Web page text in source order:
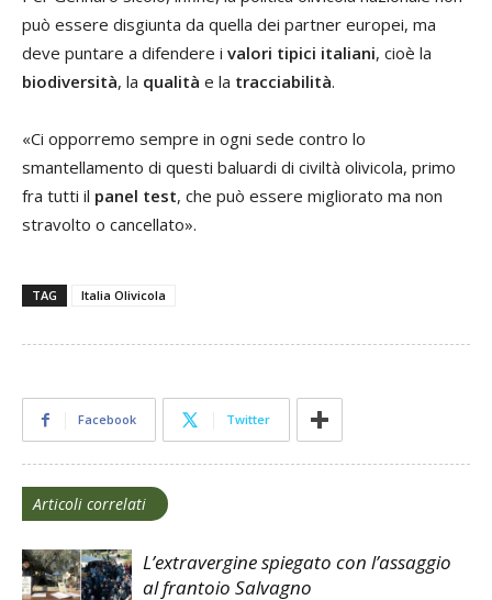
può essere disgiunta da quella dei partner europei, ma
deve puntare a difendere i valori tipici italiani, cioè la
biodiversità, la qualità e la tracciabilità.
«Ci opporremo sempre in ogni sede contro lo
smantellamento di questi baluardi di civiltà olivicola, primo
fra tutti il panel test, che può essere migliorato ma non
stravolto o cancellato».
TAG Italia Olivicola
Facebook Twitter
Articoli correlati
L’extravergine spiegato con l’assaggio
al frantoio Salvagno